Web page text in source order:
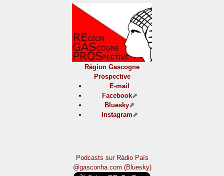
Région Gascogne
Prospective
E-mail
Facebook
Bluesky
Instagram
Podcasts sur Ràdio País
@gasconha.com (Bluesky)